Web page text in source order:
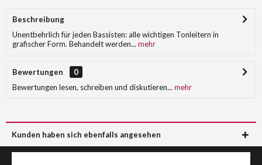
Beschreibung
Unentbehrlich für jeden Bassisten: alle wichtigen Tonleitern in
grafischer Form. Behandelt werden... mehr
Bewertungen
0
Bewertungen lesen, schreiben und diskutieren... mehr
Kunden haben sich ebenfalls angesehen